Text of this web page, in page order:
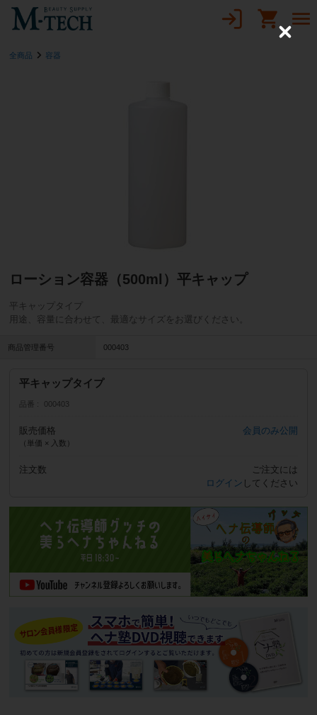
全商品 容器
ローション容器（500ml）平キャップ
平キャップタイプ
用途、容量に合わせて、最適なサイズをお選びください。
商品管理番号 000403
平キャップタイプ
品番 000403
販売価格
（単価 × 入数）
会員のみ公開
注文数
ご注文には
ログイン してください
C